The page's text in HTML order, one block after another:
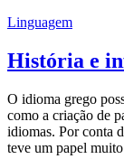
Linguagem
História e
O idioma grego
como a criação de
idiomas. Por conta
teve um papel